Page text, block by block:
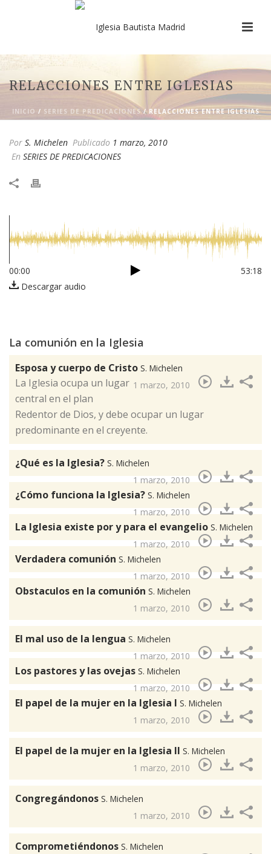
RELACCIONES ENTRE IGLESIAS
INICIO / SERIES DE PREDICACIONES/ RELACCIONES ENTRE IGLESIAS
Por S. Michelen Publicado 1 marzo, 2010
En SERIES DE PREDICACIONES
00:00
53:18
Descargar audio
La comunión en la Iglesia
Esposa y cuerpo de Cristo S. Michelen
1 marzo, 2010
​La Iglesia ocupa un lugar
central en el plan
Redentor de Dios, y debe ocupar un lugar
predominante en el creyente.
¿Qué es la Iglesia? S. Michelen
1 marzo, 2010
¿Cómo funciona la Iglesia? S. Michelen
1 marzo, 2010
La Iglesia existe por y para el evangelio S. Michelen
1 marzo, 2010
Verdadera comunión S. Michelen
1 marzo, 2010
Obstaculos en la comunión S. Michelen
1 marzo, 2010
El mal uso de la lengua S. Michelen
1 marzo, 2010
Los pastores y las ovejas S. Michelen
1 marzo, 2010
El papel de la mujer en la Iglesia I S. Michelen
1 marzo, 2010
El papel de la mujer en la Iglesia II S. Michelen
1 marzo, 2010
Congregándonos S. Michelen
1 marzo, 2010
Comprometiéndonos S. Michelen